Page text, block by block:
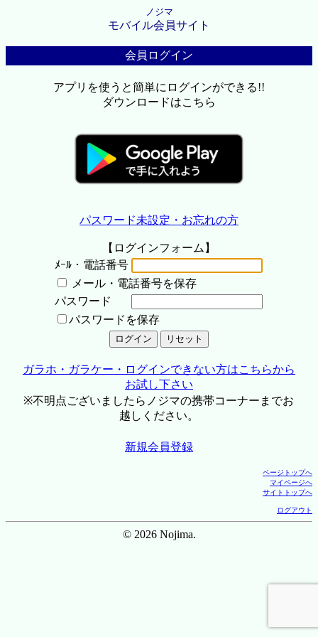
ノジマ
モバイル会員サイト
会員ログイン
アプリを使うと簡単にログインができる!!
ダウンロードはこちら
パスワード未設定・お忘れの方
【ログインフォーム】
ﾒｰﾙ・電話番号
メール・電話番号を保存
パスワード
パスワードを保存
ガラホ・ガラケー・ログインできない方はこちらから
お試し下さい
※不明点ございましたらノジマの携帯コーナーまでお
越しください。
新規会員登録
ページトップへ
マイページへ
サイトトップへ
ログアウト
© 2026 Nojima.